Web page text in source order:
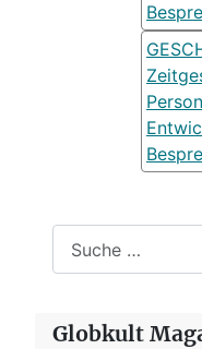
Globkult